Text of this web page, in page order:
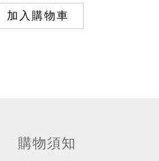
加入購物車
購物須知